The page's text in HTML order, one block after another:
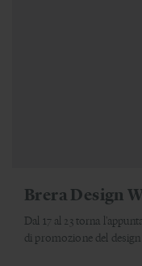
Brera Design
Dal 17 al 23 torna
di promozione del design